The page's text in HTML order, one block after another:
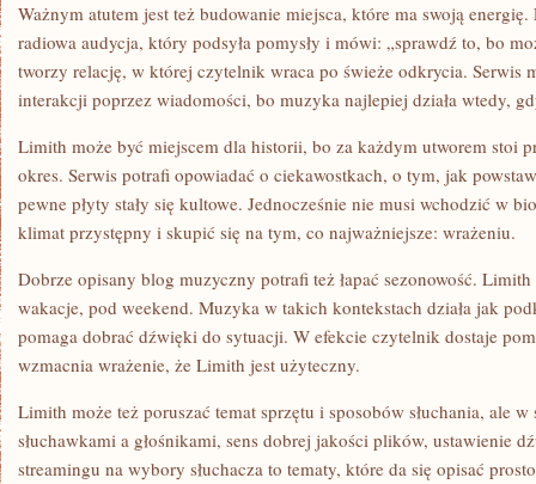
Ważnym atutem jest też budowanie miejsca, które ma swoją
radiowa audycja, który podsyła pomysły i mówi: „sprawdź to, bo
tworzy relację, w której czytelnik wraca po świeże odkrycia. Serwis
interakcji poprzez wiadomości, bo muzyka najlepiej działa wtedy,
Limith może być miejscem dla historii, bo za każdym utworem stoi
okres. Serwis potrafi opowiadać o ciekawostkach, o tym, jak
pewne płyty stały się kultowe. Jednocześnie nie musi wchodzić w
klimat przystępny i skupić się na tym, co najważniejsze: wrażeniu.
Dobrze opisany blog muzyczny potrafi też łapać sezonowość.
wakacje, pod weekend. Muzyka w takich kontekstach działa jak
pomaga dobrać dźwięki do sytuacji. W efekcie czytelnik dostaje
wzmacnia wrażenie, że Limith jest użyteczny.
Limith może też poruszać temat sprzętu i sposobów słuchania, ale
słuchawkami a głośnikami, sens dobrej jakości plików, ustawienie
streamingu na wybory słuchacza to tematy, które da się opisać